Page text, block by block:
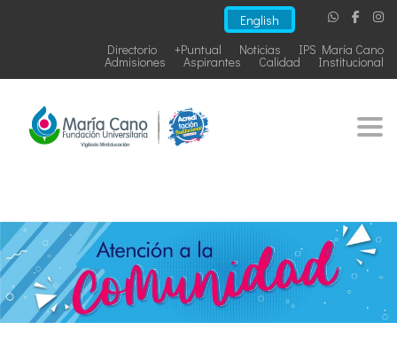
English
IPS María Cano
Noticias
+Puntual
Directorio
Institucional
Calidad
Aspirantes
Admisiones